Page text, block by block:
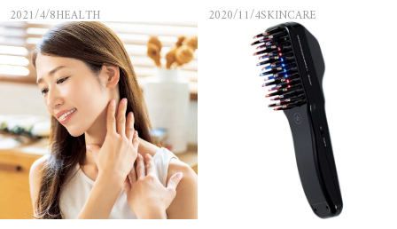
ット】3選
2021/4/8HEALTH
美肌スキンケア
2020/11/4SKINCARE